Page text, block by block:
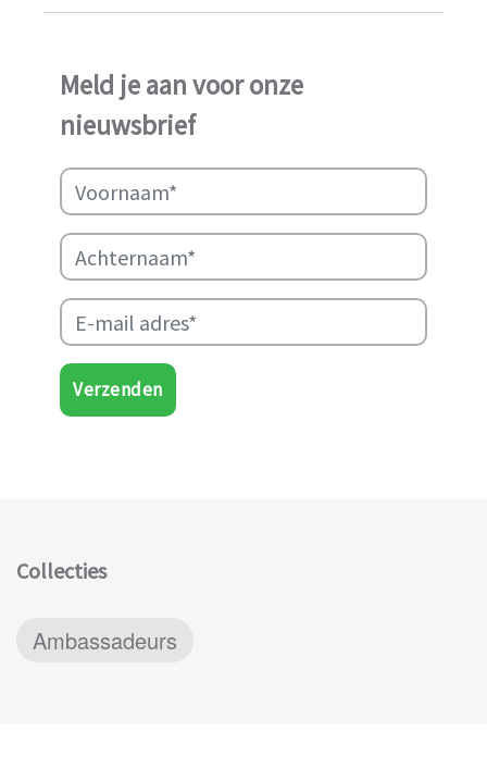
ook in het afgelopen jaar
ondersteunen.
Meld je aan voor onze
nieuwsbrief
Verzenden
Collecties
Ambassadeurs